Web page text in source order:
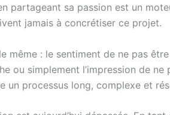
partageant sa passion est un
jamais à concrétiser ce projet.
même : le sentiment de ne pas
ou simplement l’impression de ne
un processus long, complexe et